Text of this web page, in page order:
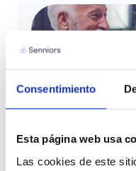
Consentimiento
Esta página web usa
Las cookies de este